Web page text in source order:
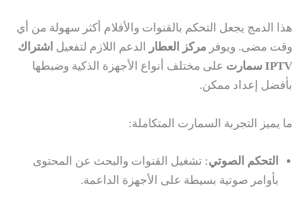
هذا الدمج يجعل التحكم بالقنوات والأفلام أكثر سهولة من أي
وقت مضى. ويوفر مركز العطارالدعم اللازم لتفعيل اشتراك
IPTV سمارت
على مختلف أنواع الأجهزة الذكية وضبطها
بأفضل إعداد ممكن.
ما يميز التجربة السمارت المتكاملة:
التحكم الصوتي: تشغيل القنوات والبحث عن المحتوى
بأوامر صوتية بسيطة على الأجهزة الداعمة.